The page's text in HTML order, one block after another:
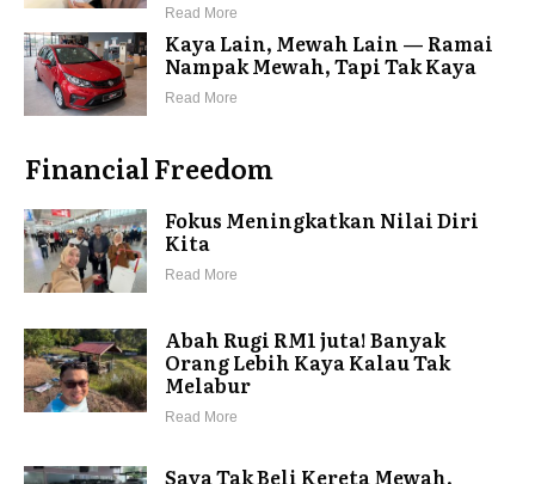
Read More
Kaya Lain, Mewah Lain — Ramai
Nampak Mewah, Tapi Tak Kaya
Read More
Financial Freedom
Fokus Meningkatkan Nilai Diri
Kita
Read More
Abah Rugi RM1 juta! Banyak
Orang Lebih Kaya Kalau Tak
Melabur
Read More
Saya Tak Beli Kereta Mewah,